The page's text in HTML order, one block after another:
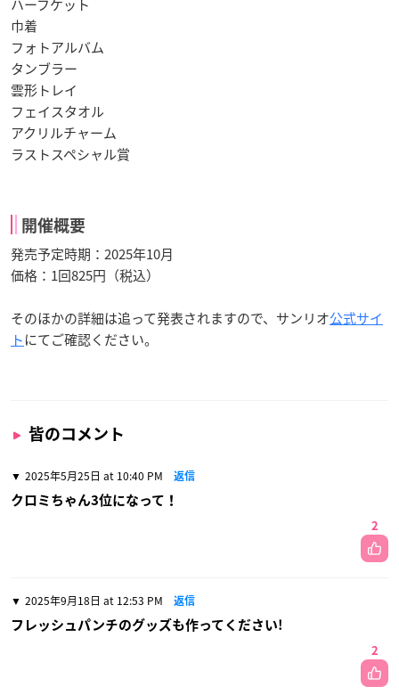
ハーフケット
巾着
フォトアルバム
タンブラー
雲形トレイ
フェイスタオル
アクリルチャーム
ラストスペシャル賞
開催概要
発売予定時期：2025年10月
価格：1回825円（税込）
そのほかの詳細は追って発表されますので、サンリオ公式サイ
トにてご確認ください。
皆のコメント
2025年5月25日 at 10:40 PM 返信
クロミちゃん3位になって！
2
2025年9月18日 at 12:53 PM 返信
フレッシュパンチのグッズも作ってください!
2